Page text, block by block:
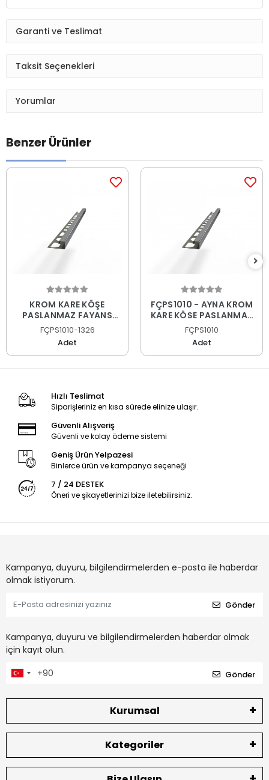
Garanti ve Teslimat
Taksit Seçenekleri
Yorumlar
Benzer Ürünler
KROM KARE KÖŞE
PASLANMAZ FAYANS
PROFİLİ
FÇPS1010-1326
Adet
FÇPS1010 - AYNA KROM
KARE KÖŞE PASLANMAZ
FAYANS PROFİLİ
FÇPS1010
Adet
Hızlı Teslimat
Siparişleriniz en kısa sürede elinize ulaşır.
Güvenli Alışveriş
Güvenli ve kolay ödeme sistemi
Geniş Ürün Yelpazesi
Binlerce ürün ve kampanya seçeneği
7 / 24 DESTEK
Öneri ve şikayetlerinizi bize iletebilirsiniz.
Kampanya, duyuru, bilgilendirmelerden e-posta ile haberdar
olmak istiyorum.
Gönder
Kampanya, duyuru ve bilgilendirmelerden haberdar olmak
için kayıt olun.
Gönder
Kurumsal
Kategoriler